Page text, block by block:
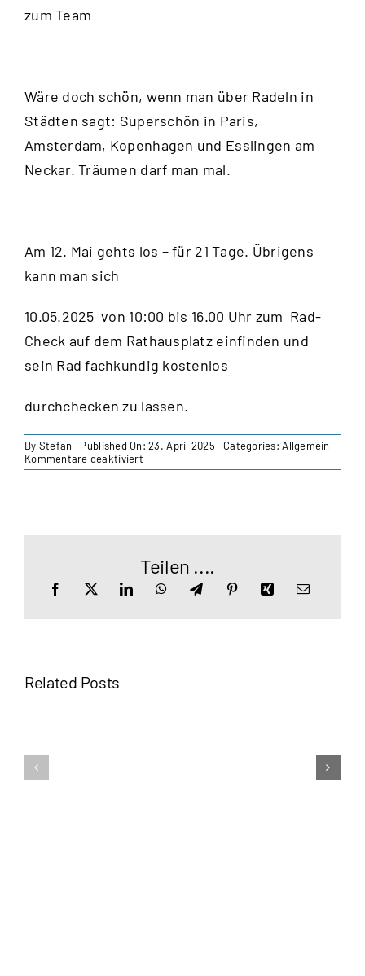
zum Team
Wäre doch schön, wenn man über Radeln in
Städten sagt: Superschön in Paris,
Amsterdam, Kopenhagen und Esslingen am
Neckar. Träumen darf man mal.
Am 12. Mai gehts los – für 21 Tage. Übrigens
kann man sich
10.05.2025 von 10:00 bis 16.00 Uhr zum Rad-
Check auf dem Rathausplatz einfinden und
sein Rad fachkundig kostenlos
durchchecken zu las­sen.
By Stefan Published On: 23. April 2025 Categories:Allgemein
Kommentare deaktiviertfür
Stadtradeln
Teilen ....
Related Posts
3.Esslinger